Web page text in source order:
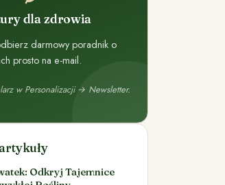
dla zdrowia
darmowy poradnik o
prosto na e-mail.
w Personalizacji → Newsletter.
Odkryj Tajemnice